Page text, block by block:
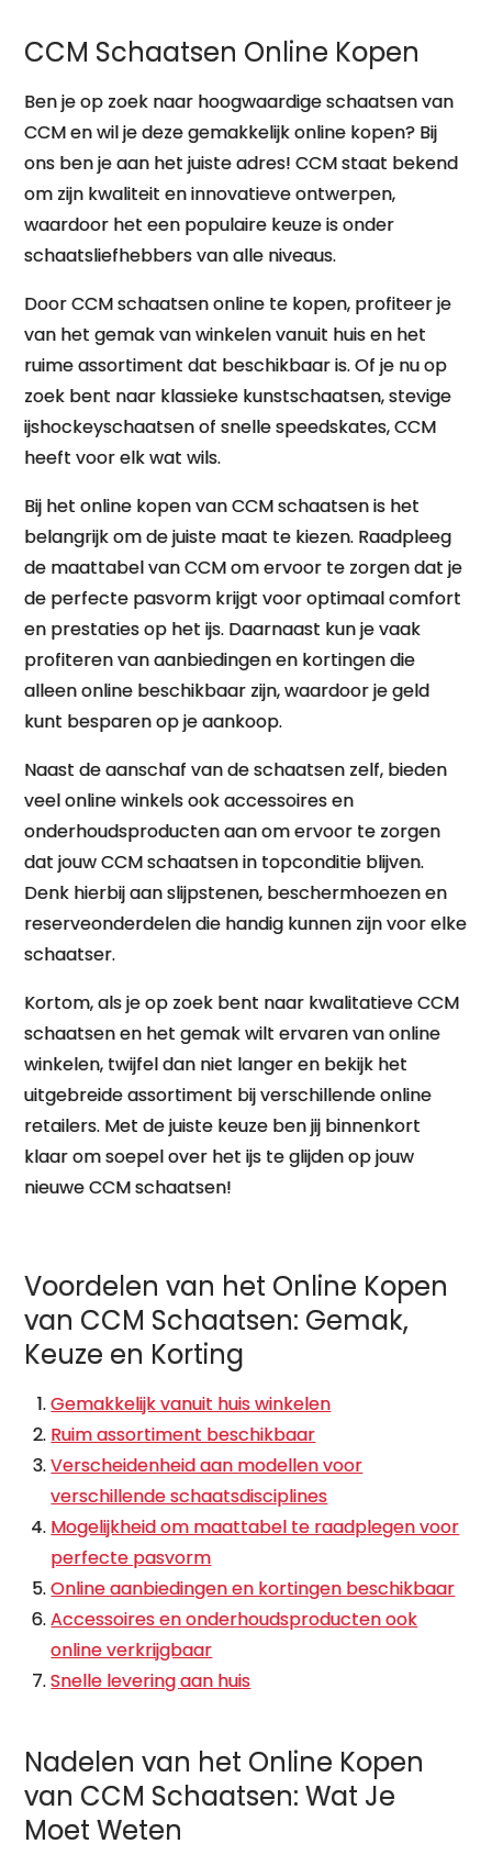
Vinden!
CCM Schaatsen Online Kopen
Ben je op zoek naar hoogwaardige schaatsen van
CCM en wil je deze gemakkelijk online kopen? Bij
ons ben je aan het juiste adres! CCM staat bekend
om zijn kwaliteit en innovatieve ontwerpen,
waardoor het een populaire keuze is onder
schaatsliefhebbers van alle niveaus.
Door CCM schaatsen online te kopen, profiteer je
van het gemak van winkelen vanuit huis en het
ruime assortiment dat beschikbaar is. Of je nu op
zoek bent naar klassieke kunstschaatsen, stevige
ijshockeyschaatsen of snelle speedskates, CCM
heeft voor elk wat wils.
Bij het online kopen van CCM schaatsen is het
belangrijk om de juiste maat te kiezen. Raadpleeg
de maattabel van CCM om ervoor te zorgen dat je
de perfecte pasvorm krijgt voor optimaal comfort
en prestaties op het ijs. Daarnaast kun je vaak
profiteren van aanbiedingen en kortingen die
alleen online beschikbaar zijn, waardoor je geld
kunt besparen op je aankoop.
Naast de aanschaf van de schaatsen zelf, bieden
veel online winkels ook accessoires en
onderhoudsproducten aan om ervoor te zorgen
dat jouw CCM schaatsen in topconditie blijven.
Denk hierbij aan slijpstenen, beschermhoezen en
reserveonderdelen die handig kunnen zijn voor elke
schaatser.
Kortom, als je op zoek bent naar kwalitatieve CCM
schaatsen en het gemak wilt ervaren van online
winkelen, twijfel dan niet langer en bekijk het
uitgebreide assortiment bij verschillende online
retailers. Met de juiste keuze ben jij binnenkort
klaar om soepel over het ijs te glijden op jouw
nieuwe CCM schaatsen!
Voordelen van het Online Kopen
van CCM Schaatsen: Gemak,
Keuze en Korting
Gemakkelijk vanuit huis winkelen
Ruim assortiment beschikbaar
Verscheidenheid aan modellen voor
verschillende schaatsdisciplines
Mogelijkheid om maattabel te raadplegen voor
perfecte pasvorm
Online aanbiedingen en kortingen beschikbaar
Accessoires en onderhoudsproducten ook
online verkrijgbaar
Snelle levering aan huis
Nadelen van het Online Kopen
van CCM Schaatsen: Wat Je
Moet Weten